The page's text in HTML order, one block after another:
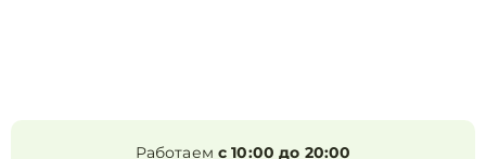
Работаем с 10:00 до 20:00